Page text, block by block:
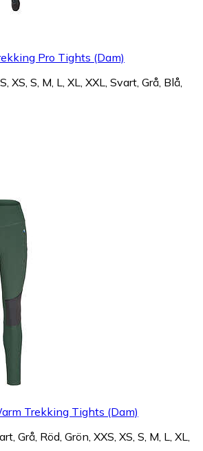
Pro Tights (Dam)
XS, S, M, L, XL, XXL, Svart, Grå, Blå,
Trekking Tights (Dam)
Grå, Röd, Grön, XXS, XS, S, M, L, XL,